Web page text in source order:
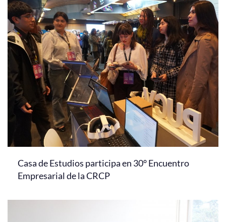
Casa de Estudios participa en 30° Encuentro
Empresarial de la CRCP